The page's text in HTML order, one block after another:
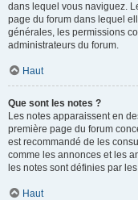
dans lequel vous naviguez.
page du forum dans lequel
générales, les permissions
administrateurs du forum.
Haut
Que sont les notes ?
Les notes apparaissent en
première page du forum
est recommandé de les
comme les annonces et les
les notes sont définies par
Haut